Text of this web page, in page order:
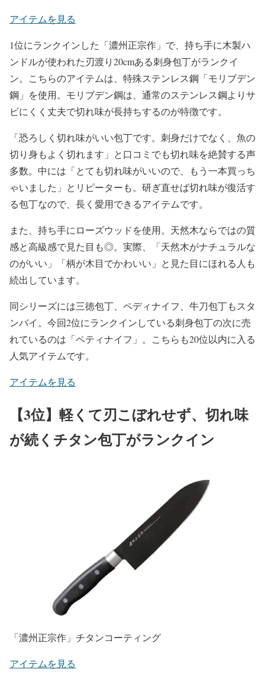
アイテムを見る
1位にランクインした「濃州正宗作」で、持ち手に木製ハ
ンドルが使われた刃渡り20cmある刺身包丁がランクイ
ン。こちらのアイテムは、特殊ステンレス鋼「モリブデン
鋼」を使用。モリブデン鋼は、通常のステンレス鋼よりサ
ビにくく丈夫で切れ味が長持ちするのが特徴です。
「恐ろしく切れ味がいい包丁です。刺身だけでなく、魚の
切り身もよく切れます」と口コミでも切れ味を絶賛する声
多数。中には「とても切れ味がいいので、もう一本買っち
ゃいました」とリピーターも。研ぎ直せば切れ味が復活す
る包丁なので、長く愛用できるアイテムです。
また、持ち手にローズウッドを使用。天然木ならではの質
感と高級感で見た目も◎。実際、「天然木がナチュラルな
のがいい」「柄が木目でかわいい」と見た目にほれる人も
続出しています。
同シリーズには三徳包丁、ペディナイフ、牛刀包丁もスタ
ンバイ。今回2位にランクインしている刺身包丁の次に売
れているのは「ペティナイフ」。こちらも20位以内に入る
人気アイテムです。
アイテムを見る
【3位】軽くて刃こぼれせず、切れ味
が続くチタン包丁がランクイン
「濃州正宗作」チタンコーティング
アイテムを見る